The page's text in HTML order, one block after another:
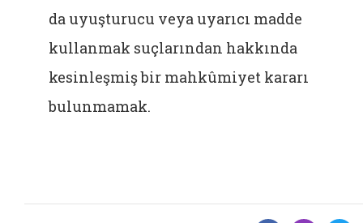
da uyuşturucu veya uyarıcı madde
kullanmak suçlarından hakkında
kesinleşmiş bir mahkûmiyet kararı
bulunmamak.